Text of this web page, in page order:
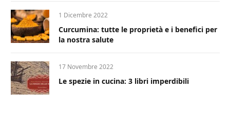
1 Dicembre 2022
Curcumina: tutte le proprietà e i benefici per
la nostra salute
17 Novembre 2022
Le spezie in cucina: 3 libri imperdibili